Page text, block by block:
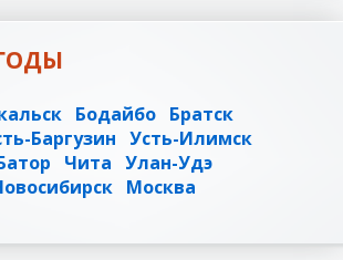
Бодайбо Братск
Баргузин Усть-Илимск
Чита Улан-Удэ
Москва